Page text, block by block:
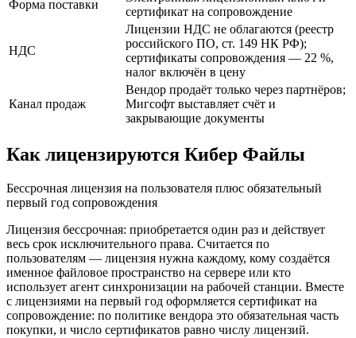
Форма поставки
сертификат на сопровождение
НДС
Лицензии НДС не облагаются (реестр
российского ПО, ст. 149 НК РФ);
сертификаты сопровождения — 22 %,
налог включён в цену
Канал продаж
Вендор продаёт только через партнёров;
Мигсофт выставляет счёт и
закрывающие документы
Как лицензируются Кибер Файлы
Бессрочная лицензия на пользователя плюс обязательный
первый год сопровождения
Лицензия бессрочная: приобретается один раз и действует
весь срок исключительного права. Считается по
пользователям — лицензия нужна каждому, кому создаётся
именное файловое пространство на сервере или кто
использует агент синхронизации на рабочей станции. Вместе
с лицензиями на первый год оформляется сертификат на
сопровождение: по политике вендора это обязательная часть
покупки, и число сертификатов равно числу лицензий.